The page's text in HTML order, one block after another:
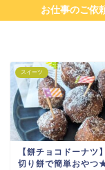
お仕事のご依
スイーツ
【餅チョコドーナツ
切り餅で簡単おやつ